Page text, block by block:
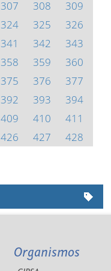
307 308
309
324 325
326
341 342
343
358 359
360
375 376
377
392 393
394
409 410
411
426 427
428
Organismos